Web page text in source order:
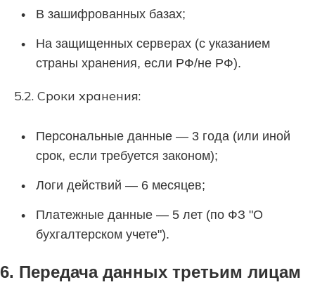
В зашифрованных базах;
На защищенных серверах (с указанием
страны хранения, если РФ/не РФ).
5.2. Сроки хранения:
Персональные данные — 3 года (или иной
срок, если требуется законом);
Логи действий — 6 месяцев;
Платежные данные — 5 лет (по ФЗ "О
бухгалтерском учете").
6. Передача данных третьим лицам